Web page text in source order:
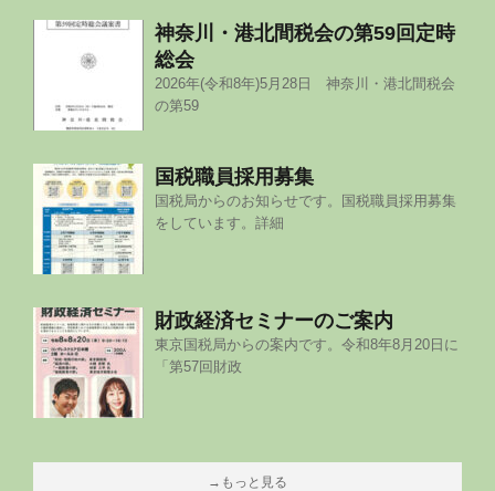
神奈川・港北間税会の第59回定時
総会
2026年(令和8年)5月28日 神奈川・港北間税会
の第59
国税職員採用募集
国税局からのお知らせです。国税職員採用募集
をしています。詳細
財政経済セミナーのご案内
東京国税局からの案内です。令和8年8月20日に
「第57回財政
→もっと見る